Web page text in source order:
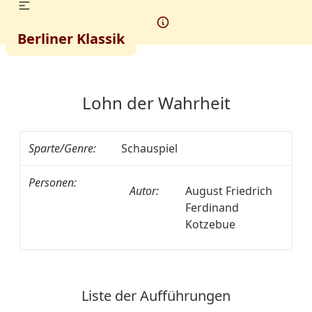
Berliner Klassik
Lohn der Wahrheit
Sparte/Genre: Schauspiel
Personen:
Autor:
August Friedrich
Ferdinand
Kotzebue
Liste der Aufführungen